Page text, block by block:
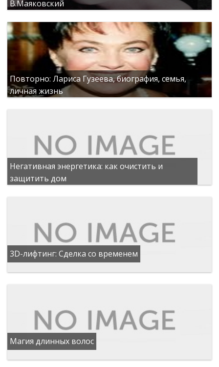
В.Маяковский
Повторно: Лариса Гузеева, биография, семья,
личная жизнь
Негативная энергетика: как очистить и
защитить дом
3D-лифтинг: Сделка со временем
Магия длинных волос